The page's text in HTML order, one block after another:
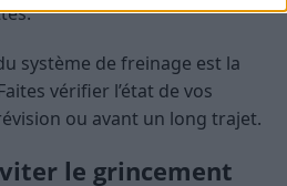
système de freinage est la
vérifier l’état de vos
ou avant un long trajet.
le grincement